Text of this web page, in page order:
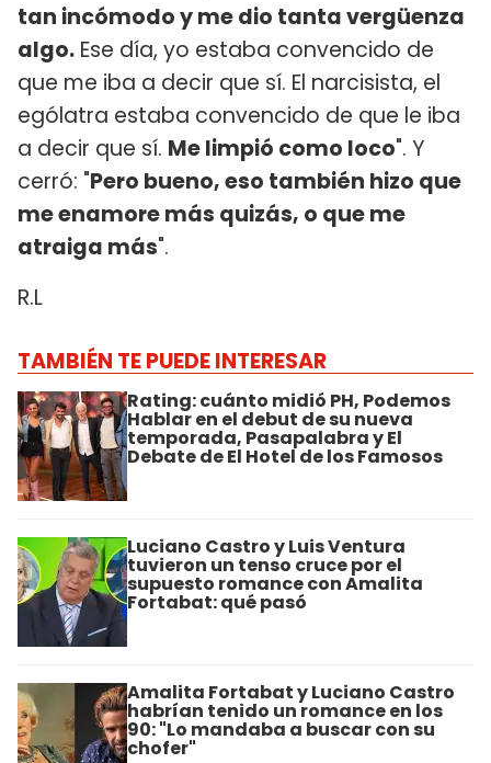
tan incómodo y me dio tanta vergüenza
algo. Ese día, yo estaba convencido de
que me iba a decir que sí. El narcisista, el
ególatra estaba convencido de que le iba
a decir que sí. Me limpió como loco". Y
cerró: "Pero bueno, eso también hizo que
me enamore más quizás, o que me
atraiga más".
R.L
TAMBIÉN TE PUEDE INTERESAR
Rating: cuánto midió PH, Podemos
Hablar en el debut de su nueva
temporada, Pasapalabra y El
Debate de El Hotel de los Famosos
Luciano Castro y Luis Ventura
tuvieron un tenso cruce por el
supuesto romance con Amalita
Fortabat: qué pasó
Amalita Fortabat y Luciano Castro
habrían tenido un romance en los
90: "Lo mandaba a buscar con su
chofer"